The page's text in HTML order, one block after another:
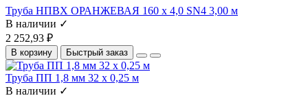
Труба НПВХ ОРАНЖЕВАЯ 160 x 4,0 SN4 3,00 м
В наличии ✓
2 252,93 ₽
В корзину Быстрый заказ
Труба ПП 1,8 мм 32 x 0,25 м
В наличии ✓